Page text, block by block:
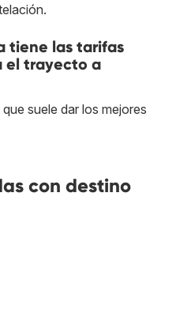
tiene las tarifas
el trayecto a
suele dar los mejores
con destino